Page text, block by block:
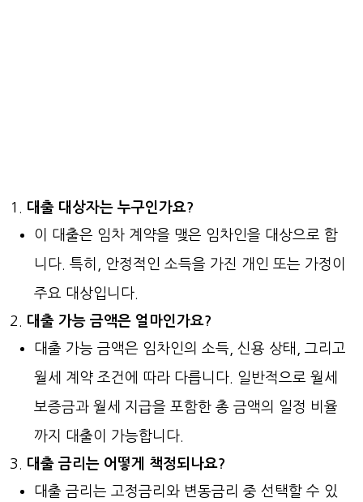
대출 대상자는 누구인가요?
이 대출은 임차 계약을 맺은 임차인을 대상으로 합
니다. 특히, 안정적인 소득을 가진 개인 또는 가정이
주요 대상입니다.
대출 가능 금액은 얼마인가요?
대출 가능 금액은 임차인의 소득, 신용 상태, 그리고
월세 계약 조건에 따라 다릅니다. 일반적으로 월세
보증금과 월세 지급을 포함한 총 금액의 일정 비율
까지 대출이 가능합니다.
대출 금리는 어떻게 책정되나요?
대출 금리는 고정금리와 변동금리 중 선택할 수 있